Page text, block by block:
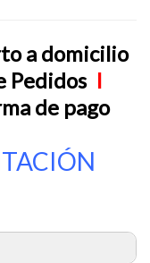
a domicilio
Pedidos I
de pago